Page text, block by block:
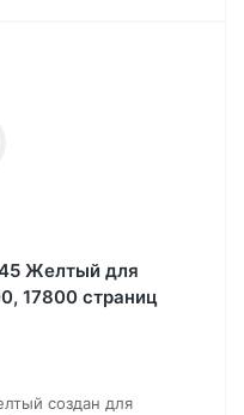
Желтый для
17800 страниц
создан для